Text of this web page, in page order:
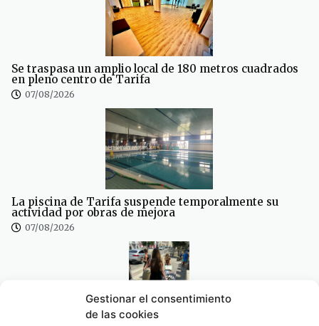
Gestionar el consentimiento
de las cookies
Se traspasa un amplio local de 180 metros cuadrados
en pleno centro de Tarifa
07/08/2026
La piscina de Tarifa suspende temporalmente su
actividad por obras de mejora
07/08/2026